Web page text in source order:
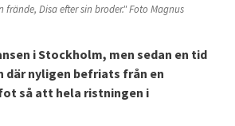
Disa efter sin broder." Foto Magnus
i Stockholm, men sedan en tid
där nyligen befriats från en
så att hela ristningen i